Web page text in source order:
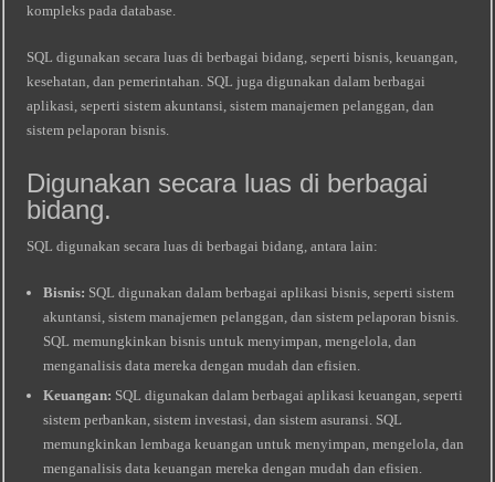
kompleks pada database.
SQL digunakan secara luas di berbagai bidang, seperti bisnis, keuangan,
kesehatan, dan pemerintahan. SQL juga digunakan dalam berbagai
aplikasi, seperti sistem akuntansi, sistem manajemen pelanggan, dan
sistem pelaporan bisnis.
Digunakan secara luas di berbagai
bidang.
SQL digunakan secara luas di berbagai bidang, antara lain:
Bisnis: SQL digunakan dalam berbagai aplikasi bisnis, seperti sistem
akuntansi, sistem manajemen pelanggan, dan sistem pelaporan bisnis.
SQL memungkinkan bisnis untuk menyimpan, mengelola, dan
menganalisis data mereka dengan mudah dan efisien.
Keuangan: SQL digunakan dalam berbagai aplikasi keuangan, seperti
sistem perbankan, sistem investasi, dan sistem asuransi. SQL
memungkinkan lembaga keuangan untuk menyimpan, mengelola, dan
menganalisis data keuangan mereka dengan mudah dan efisien.